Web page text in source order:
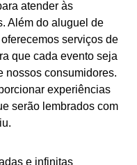
atender às
Além do aluguel de
serviços de
que cada evento seja
nossos consumidores.
experiências
serão lembrados com
e infinitas